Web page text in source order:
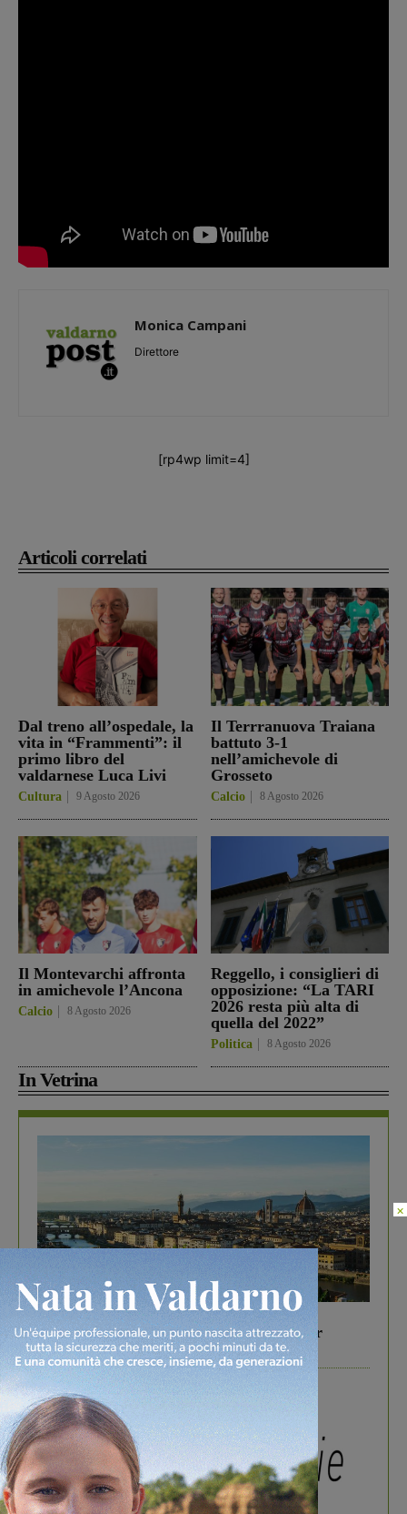
Articoli correlati
Dal treno all’ospedale, la
vita in “Frammenti”: il
primo libro del
valdarnese Luca Livi
Cultura 9 Agosto 2026
Il Terrranuova Traiana
battuto 3-1
nell’amichevole di
Grosseto
Calcio 8 Agosto 2026
Il Montevarchi affronta
in amichevole l’Ancona
Calcio 8 Agosto 2026
Reggello, i consiglieri di
opposizione: “La TARI
2026 resta più alta di
quella del 2022”
Politica 8 Agosto 2026
In Vetrina
In vetrina 6 Agosto 2026
Gita di famiglia a Firenze: 5 idee per far
divertire i tuoi figli
Monica Campani
Direttore
[rp4wp limit=4]
×